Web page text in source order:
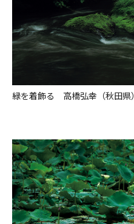
緑を着飾る 高橋弘幸（秋田県）